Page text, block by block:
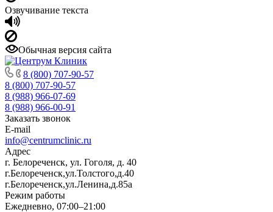
Озвучивание текста
Обычная версия сайта
8 (800) 707-90-57
8 (800) 707-90-57
8 (988) 966-07-69
8 (988) 966-00-91
Заказать звонок
E-mail
info@centrumclinic.ru
Адрес
г. Белореченск, ул. Гоголя, д. 40
г.Белореченск,ул.Толстого,д.40
г.Белореченск,ул.Ленина,д.85а
Режим работы
Ежедневно, 07:00–21:00